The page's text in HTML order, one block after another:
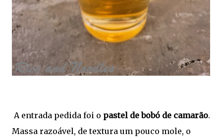
A entrada pedida foi o pastel de bobó de camarão.
Massa razoável, de textura um pouco mole, o